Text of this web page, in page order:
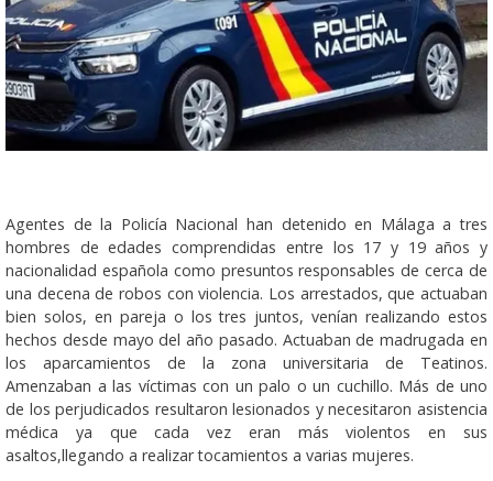
Agentes de la Policía Nacional han detenido en Málaga a tres
hombres de edades comprendidas entre los 17 y 19 años y
nacionalidad española como presuntos responsables de cerca de
una decena de robos con violencia. Los arrestados, que actuaban
bien solos, en pareja o los tres juntos, venían realizando estos
hechos desde mayo del año pasado. Actuaban de madrugada en
los aparcamientos de la zona universitaria de Teatinos.
Amenzaban a las víctimas con un palo o un cuchillo. Más de uno
de los perjudicados resultaron lesionados y necesitaron asistencia
médica ya que cada vez eran más violentos en sus
asaltos,llegando a realizar tocamientos a varias mujeres.